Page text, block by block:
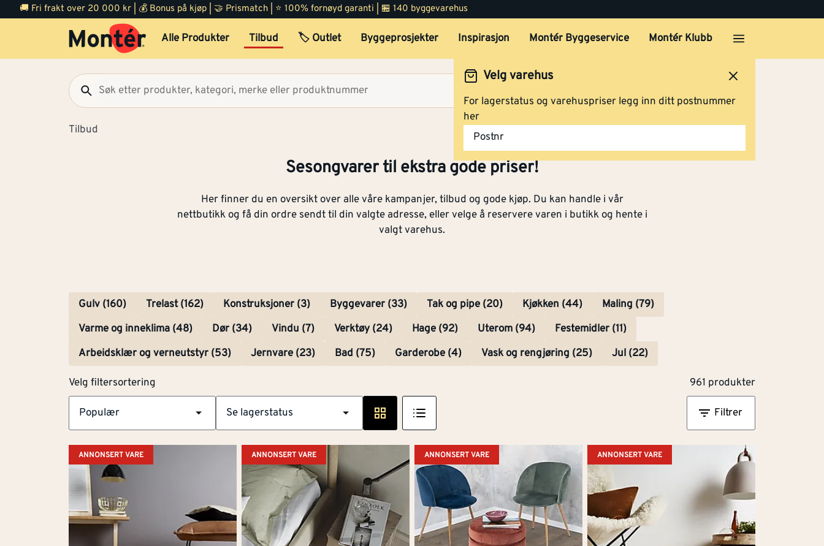
🚚 Fri frakt over 20 000 kr | 💰 Bonus på kjøp | 🤝 Prismatch | ⭐ 100% fornøyd garanti | 🏪 140 byggevarehus
Alle Produkter Tilbud 🏷️ Outlet Byggeprosjekter Inspirasjon Montér Byggeservice Montér Klubb
Velg varehus
For lagerstatus og varehuspriser legg inn ditt postnummer
her
Postnr
Tilbud
Sesongvarer til ekstra gode priser!
Her finner du en oversikt over alle våre kampanjer, tilbud og gode kjøp. Du kan handle i vår
nettbutikk og få din ordre sendt til din valgte adresse, eller velge å reservere varen i butikk og hente i
valgt varehus.
Gulv (160) Trelast (162) Konstruksjoner (3) Byggevarer (33) Tak og pipe (20) Kjøkken (44)
Maling (79)
Varme og inneklima (48)
Dør (34) Vindu (7) Verktøy (24) Hage (92) Uterom (94)
Festemidler (11)
Arbeidsklær og verneutstyr (53)
Jernvare (23) Bad (75) Garderobe (4) Vask og rengjøring (25) Jul (22)
Velg filtersortering 961 produkter
Populær Se lagerstatus Filtrer
Velg
filtersortering
ANNONSERT VARE ANNONSERT VARE ANNONSERT VARE ANNONSERT VARE